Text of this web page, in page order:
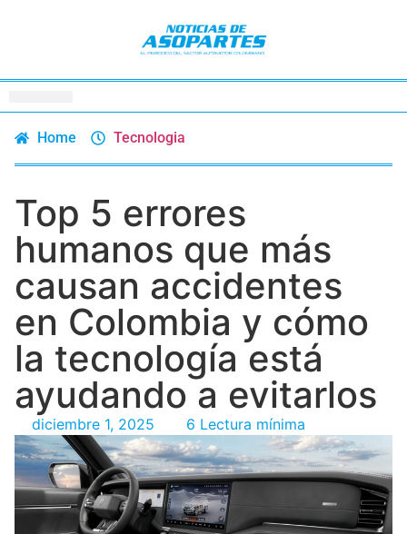
Home Tecnologia
Top 5 errores
humanos que más
causan accidentes
en Colombia y cómo
la tecnología está
ayudando a evitarlos
diciembre 1, 2025 6 Lectura mínima